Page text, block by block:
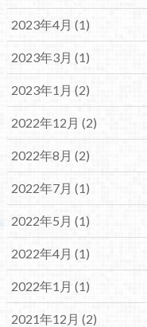
2023年4月 (1)
2023年3月 (1)
2023年1月 (2)
2022年12月 (2)
2022年8月 (2)
2022年7月 (1)
2022年5月 (1)
2022年4月 (1)
2022年1月 (1)
2021年12月 (2)